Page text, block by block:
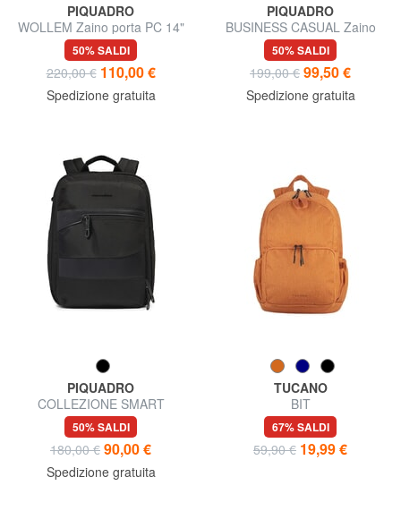
PIQUADRO
WOLLEM Zaino porta PC 14"
mistopelle
50% SALDI
220,00 € 110,00 €
Spedizione gratuita
PIQUADRO
BUSINESS CASUAL Zaino
porta PC 14" in tessuto
50% SALDI
199,00 € 99,50 €
Spedizione gratuita
PIQUADRO
COLLEZIONE SMART
BUSINESS Zaino porta PC
15.6" in tessuto
50% SALDI
180,00 € 90,00 €
Spedizione gratuita
TUCANO
BIT
67% SALDI
59,90 € 19,99 €